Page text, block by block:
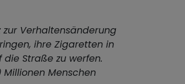
zur Verhaltensänderung
ihre Zigaretten in
Straße zu werfen.
Menschen